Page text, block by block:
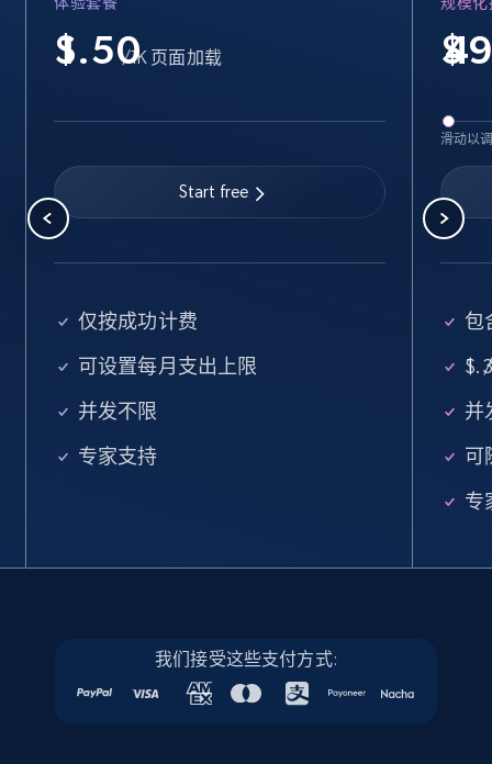
Linkedin job listings information
URL, Job posting id, Job title, Company name,
Company id, Job location, Job summary, Job
15.3K+ 2.2K+ 立即购买
Google Maps full information
Place id, URL, Country, Name, Category,
more.
Business
Instagram - Posts
URL, User posted, Description, Hashtags, Num
comments, Date posted, Likes, Photos, and
$ /1K 页面加载
Start free
仅按成功计费
可设置每月支出上限
并发不限
专家支持
$
滑动以
包
$
并
可
专
我们接受这些支付方式: